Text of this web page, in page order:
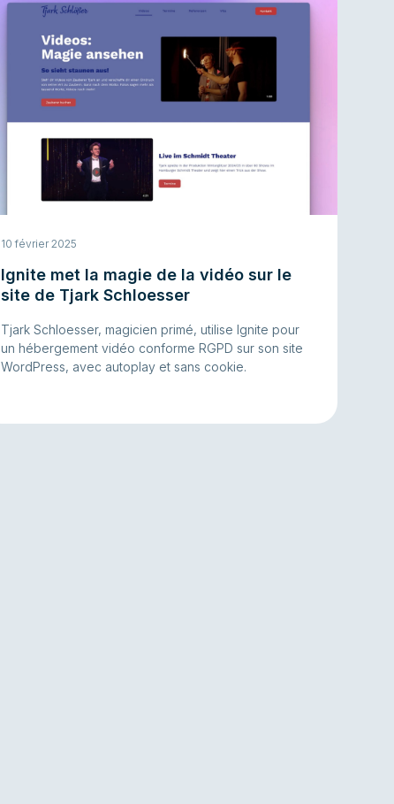
10 février 2025
Ignite met la magie de la vidéo sur le
site de Tjark Schloesser
Tjark Schloesser, magicien primé, utilise Ignite pour
un hébergement vidéo conforme RGPD sur son site
WordPress, avec autoplay et sans cookie.